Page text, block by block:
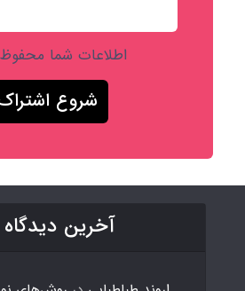
اطلاعات شما
آخرین